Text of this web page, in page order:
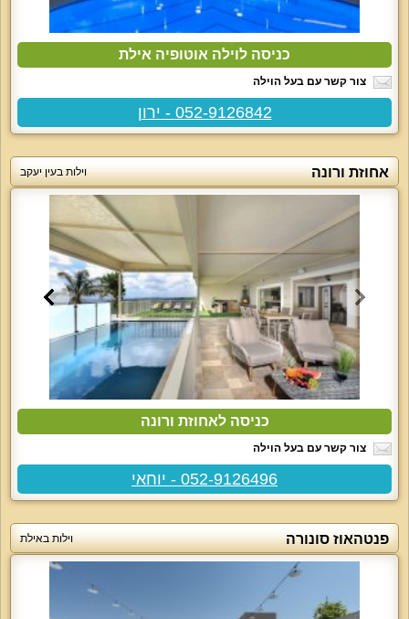
כניסה לוילה אוטופיה אילת
צור קשר עם בעל הוילה
052-9126842 - ירון
אחוזת ורונה וילות בעין יעקב
כניסה לאחוזת ורונה
צור קשר עם בעל הוילה
052-9126496 - יוחאי
פנטהאוז סונורה וילות באילת